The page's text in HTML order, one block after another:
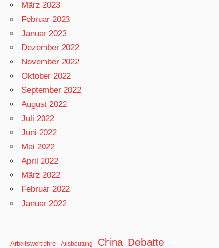
März 2023
Februar 2023
Januar 2023
Dezember 2022
November 2022
Oktober 2022
September 2022
August 2022
Juli 2022
Juni 2022
Mai 2022
April 2022
März 2022
Februar 2022
Januar 2022
Arbeitswertlehre Ausbeutung China Debatte